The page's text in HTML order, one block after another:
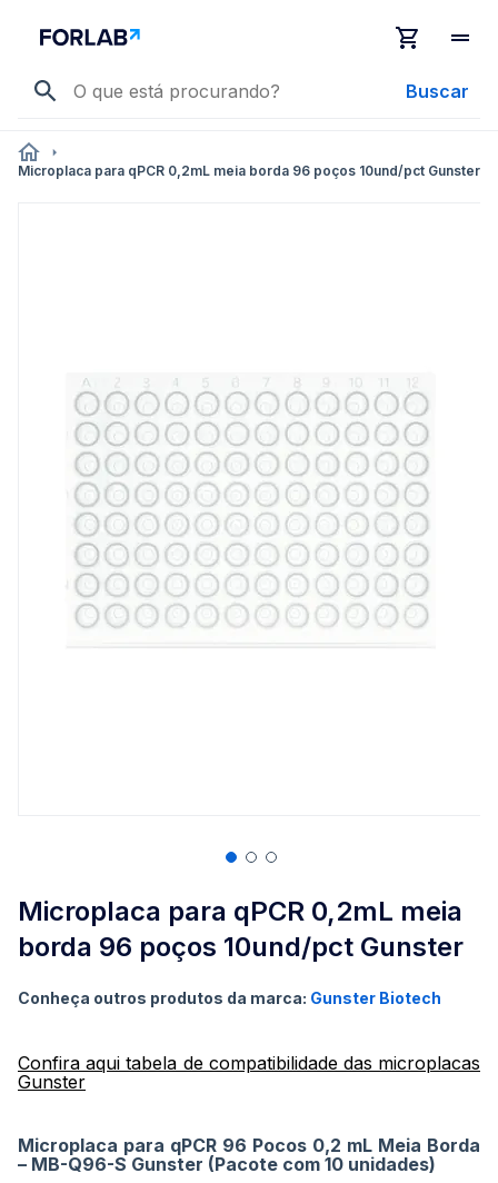
Buscar
Microplaca para qPCR 0,2mL meia borda 96 poços 10und/pct Gunster
para
o
início
Galeria
Microplaca para qPCR 0,2mL meia
borda 96 poços 10und/pct Gunster
Conheça outros produtos da marca: Gunster Biotech
Confira aqui tabela de compatibilidade das microplacas
Gunster
Microplaca para qPCR 96 Pocos 0,2 mL Meia Borda
– MB-Q96-S Gunster (Pacote com 10 unidades)